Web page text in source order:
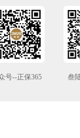
号--正保365 叁